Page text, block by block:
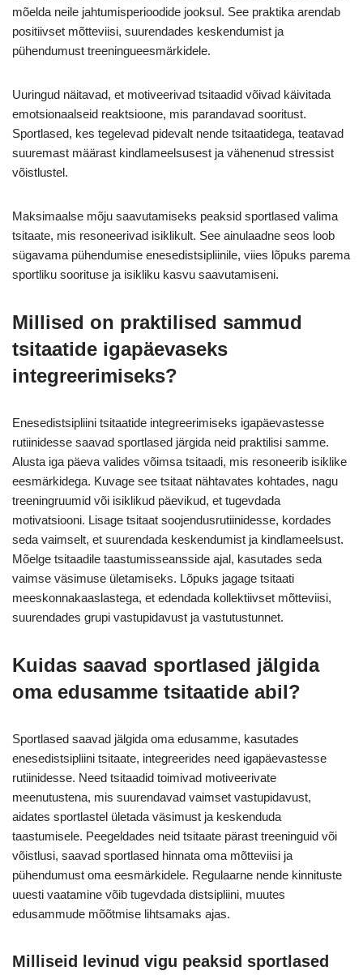
mõelda neile jahtumisperioodide jooksul. See praktika arendab
positiivset mõtteviisi, suurendades keskendumist ja
pühendumust treeningueesmärkidele.
Uuringud näitavad, et motiveerivad tsitaadid võivad käivitada
emotsionaalseid reaktsioone, mis parandavad sooritust.
Sportlased, kes tegelevad pidevalt nende tsitaatidega, teatavad
suuremast määrast kindlameelsusest ja vähenenud stressist
võistlustel.
Maksimaalse mõju saavutamiseks peaksid sportlased valima
tsitaate, mis resoneerivad isiklikult. See ainulaadne seos loob
sügavama pühendumise enesedistsipliinile, viies lõpuks parema
sportliku soorituse ja isikliku kasvu saavutamiseni.
Millised on praktilised sammud
tsitaatide igapäevaseks
integreerimiseks?
Enesedistsipliini tsitaatide integreerimiseks igapäevastesse
rutiinidesse saavad sportlased järgida neid praktilisi samme.
Alusta iga päeva valides võimsa tsitaadi, mis resoneerib isiklike
eesmärkidega. Kuvage see tsitaat nähtavates kohtades, nagu
treeningruumid või isiklikud päevikud, et tugevdada
motivatsiooni. Lisage tsitaat soojendusrutiinidesse, kordades
seda vaimselt, et suurendada keskendumist ja kindlameelsust.
Mõelge tsitaadile taastumisseansside ajal, kasutades seda
vaimse väsimuse ületamiseks. Lõpuks jagage tsitaati
meeskonnakaaslastega, et edendada kollektiivset mõtteviisi,
suurendades grupi vastupidavust ja vastutustunnet.
Kuidas saavad sportlased jälgida
oma edusamme tsitaatide abil?
Sportlased saavad jälgida oma edusamme, kasutades
enesedistsipliini tsitaate, integreerides need igapäevastesse
rutiinidesse. Need tsitaadid toimivad motiveerivate
meenutustena, mis suurendavad vaimset vastupidavust,
aidates sportlastel ületada väsimust ja keskenduda
taastumisele. Peegeldades neid tsitaate pärast treeninguid või
võistlusi, saavad sportlased hinnata oma mõtteviisi ja
pühendumust oma eesmärkidele. Regulaarne nende kinnituste
uuesti vaatamine võib tugevdada distsipliini, muutes
edusammude mõõtmise lihtsamaks ajas.
Milliseid levinud vigu peaksid sportlased